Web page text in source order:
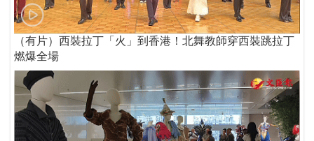
（有片）西裝拉丁「火」到香港！北舞教師穿西裝跳拉丁
燃爆全場